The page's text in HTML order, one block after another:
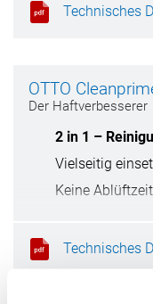
Technisches
OTTO
Der Haftverbesserer
2 in 1 –
Vielseitig
Keine Ablüftzeit
Technisches